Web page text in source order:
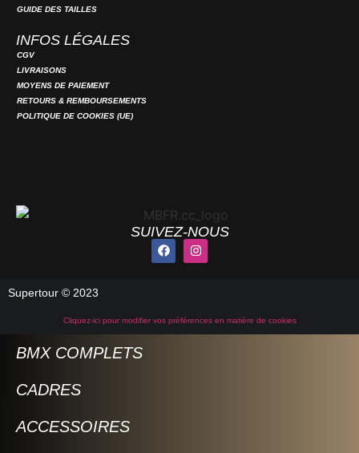
GUIDE DES TAILLES
INFOS LÉGALES
CGV
LIVRAISONS
MOYENS DE PAIEMENT
RETOURS & REMBOURSEMENTS
POLITIQUE DE COOKIES (UE)
SUIVEZ-NOUS
Supertour © 2023
Cliquez-ici pour modifier vos préférences en matière de cookies
BMX COMPLETS
CADRES
ACCESSOIRES